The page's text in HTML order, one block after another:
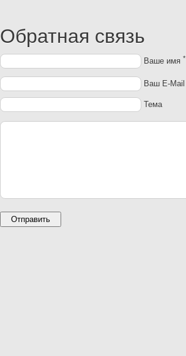
Обратная связь
Ваше имя *
Ваш E-Mail
Тема